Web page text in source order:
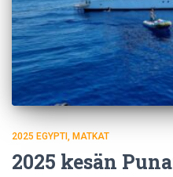
2025 EGYPTI MATKAT
2025 kesän